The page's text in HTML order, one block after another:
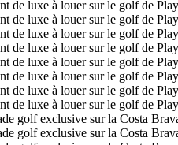
de luxe à louer sur le golf de
de luxe à louer sur le golf de
de luxe à louer sur le golf de
de luxe à louer sur le golf de
de luxe à louer sur le golf de
de luxe à louer sur le golf de
de luxe à louer sur le golf de
de luxe à louer sur le golf de
golf exclusive sur la Costa
golf exclusive sur la Costa